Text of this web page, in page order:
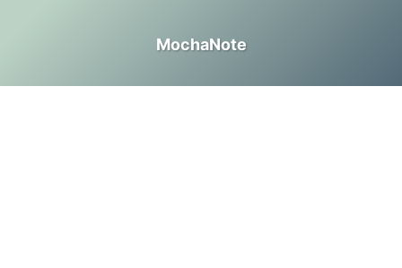
MochaNote